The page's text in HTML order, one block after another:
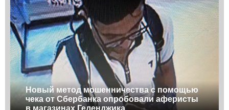
Новый метод мошенничества с помощью
чека от Сбербанка опробовали аферисты